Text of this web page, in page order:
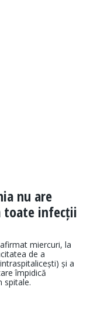
nu are
toate infecții
miercuri, la
de a
și a
împidică
spitale.